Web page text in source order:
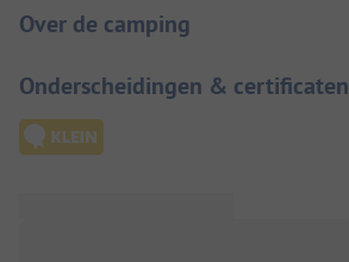
Over de camping
Onderscheidingen & certificaten